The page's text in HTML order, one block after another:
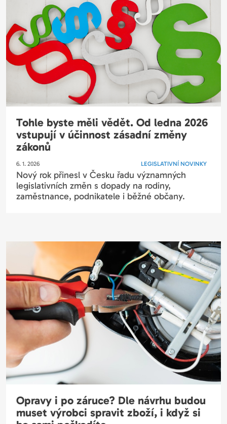
Tohle byste měli vědět. Od ledna 2026
vstupují v účinnost zásadní změny
zákonů
6. 1. 2026 LEGISLATIVNÍ NOVINKY
Nový rok přinesl v Česku řadu významných
legislativních změn s dopady na rodiny,
zaměstnance, podnikatele i běžné občany.
Opravy i po záruce? Dle návrhu budou
muset výrobci spravit zboží, i když si